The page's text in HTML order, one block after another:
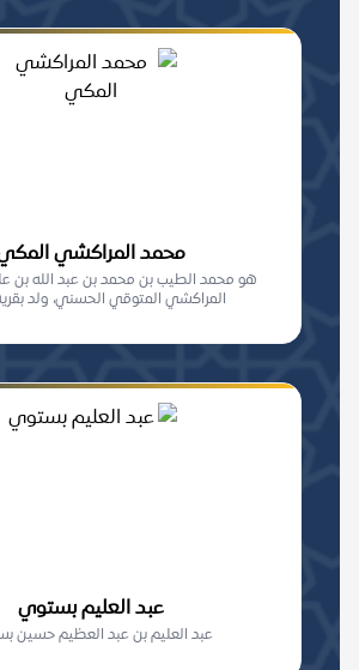
محمد المراكشي
هو محمد الطيب بن محمد بن عبد الله بن
المراكشي المتوقي الحسني، ولد بقرية
عبد العليم بستوي
عبد العليم بن عبد العظيم حسين